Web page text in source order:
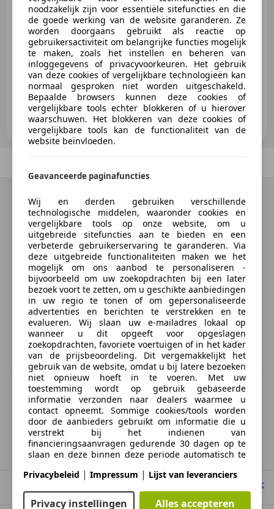
01/2005 71.570 km Benzine 46 kW (63 PK)
STM Autos
NL-3882 AJ PUTTEN
BTW verrekenbaar
Specificatie van de fabrikant voor nieuwe voertuigen. Afhankelijk van de
kilometerstand, het rijgedrag, de leeftijd van de batterij en het
laadgedrag, kan de radius van occasies aanzienlijk variëren.
Suzuki Alto
noodzakelijk zijn voor essentiële sitefuncties en die
de goede werking van de website garanderen. Ze
worden doorgaans gebruikt als reactie op
gebruikersactiviteit om belangrijke functies mogelijk
te maken, zoals het instellen en beheren van
inloggegevens of privacyvoorkeuren. Het gebruik
van deze cookies of vergelijkbare technologieën kan
normaal gesproken niet worden uitgeschakeld.
Bepaalde browsers kunnen deze cookies of
vergelijkbare tools echter blokkeren of u hierover
waarschuwen. Het blokkeren van deze cookies of
vergelijkbare tools kan de functionaliteit van de
website beïnvloeden.
Geavanceerde paginafuncties
Wij en derden gebruiken verschillende
technologische middelen, waaronder cookies en
vergelijkbare tools op onze website, om u
uitgebreide sitefuncties aan te bieden en een
verbeterde gebruikerservaring te garanderen. Via
deze uitgebreide functionaliteiten maken we het
mogelijk om ons aanbod te personaliseren -
bijvoorbeeld om uw zoekopdrachten bij een later
bezoek voort te zetten, om u geschikte aanbiedingen
in uw regio te tonen of om gepersonaliseerde
advertenties en berichten te verstrekken en te
evalueren. Wij slaan uw e-mailadres lokaal op
wanneer u dit opgeeft voor opgeslagen
zoekopdrachten, favoriete voertuigen of in het kader
van de prijsbeoordeling. Dit vergemakkelijkt het
gebruik van de website, omdat u bij latere bezoeken
niet opnieuw hoeft in te voeren. Met uw
toestemming wordt op gebruik gebaseerde
informatie verzonden naar dealers waarmee u
contact opneemt. Sommige cookies/tools worden
door de aanbieders gebruikt om informatie die u
verstrekt bij het indienen van
financieringsaanvragen gedurende 30 dagen op te
slaan en deze binnen deze periode automatisch te
te vullen. Zonder het gebruik van dergelijke
geheel of gedeeltelijk niet worden gebruikt.
Privacybeleid | Impressum | Lijst van leveranciers
Privacy instellingen Alles accepteren